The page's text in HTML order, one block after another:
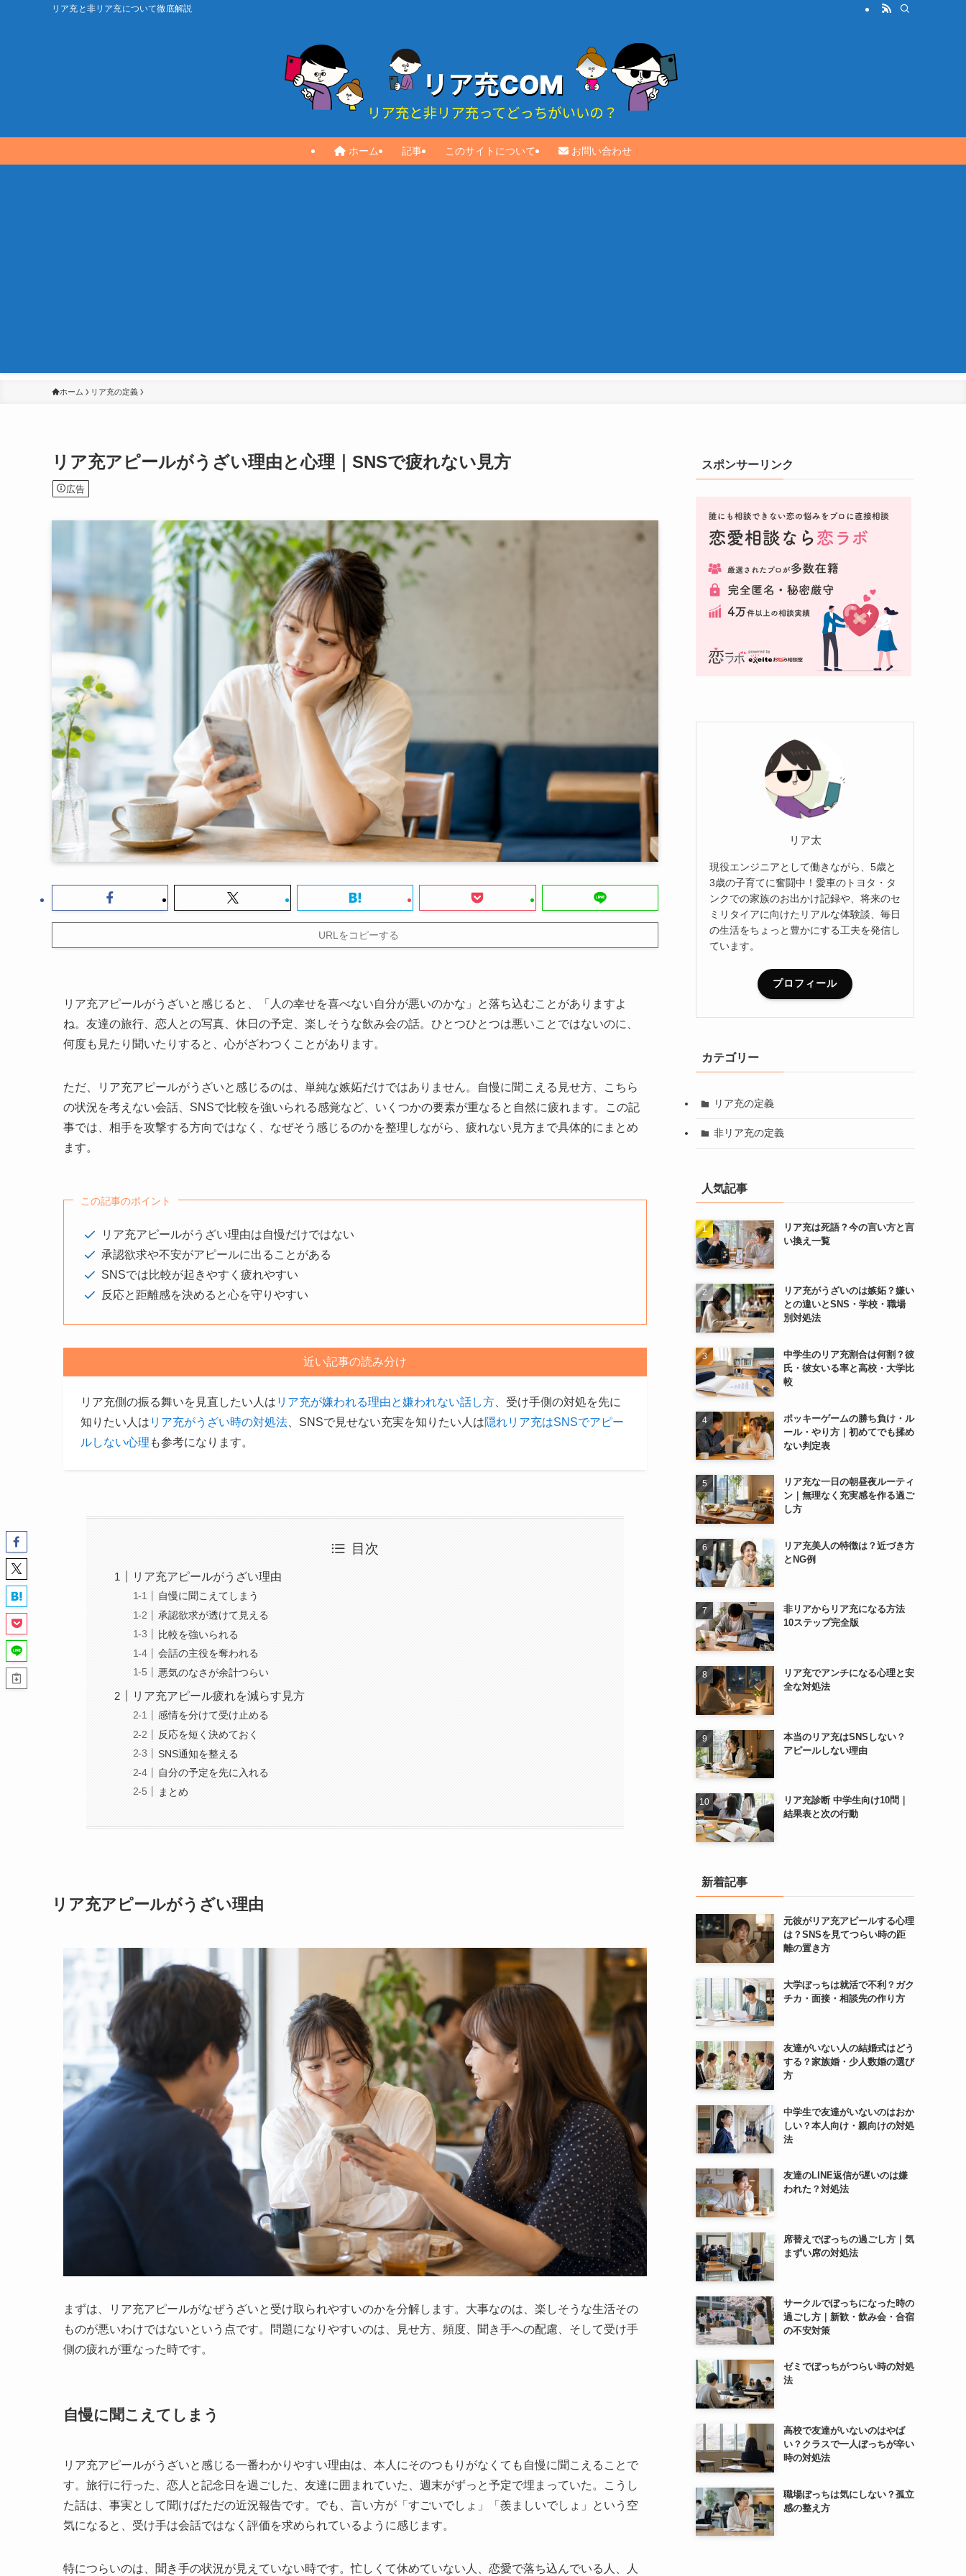
リア充と非リア充について徹底解説
ホーム 記事 このサイトについて お問い合わせ
ホーム リア充の定義
リア充アピールがうざい理由と心理｜SNSで疲れない見方
広告
URLをコピーする
リア充アピールがうざいと感じると、「人の幸せを喜べない自分が悪いのかな」と落ち込むことがありますよ
ね。友達の旅行、恋人との写真、休日の予定、楽しそうな飲み会の話。ひとつひとつは悪いことではないのに、
何度も見たり聞いたりすると、心がざわつくことがあります。
ただ、リア充アピールがうざいと感じるのは、単純な嫉妬だけではありません。自慢に聞こえる見せ方、こちら
の状況を考えない会話、SNSで比較を強いられる感覚など、いくつかの要素が重なると自然に疲れます。この記
事では、相手を攻撃する方向ではなく、なぜそう感じるのかを整理しながら、疲れない見方まで具体的にまとめ
ます。
この記事のポイント
リア充アピールがうざい理由は自慢だけではない
承認欲求や不安がアピールに出ることがある
SNSでは比較が起きやすく疲れやすい
反応と距離感を決めると心を守りやすい
近い記事の読み分け
リア充側の振る舞いを見直したい人は リア充が嫌われる理由と嫌われない話し方 、受け手側の対処を先に
知りたい人は リア充がうざい時の対処法 、SNSで見せない充実を知りたい人は隠れリア充はSNSでアピー
ルしない心理 も参考になります。
目次
リア充アピールがうざい理由
自慢に聞こえてしまう
承認欲求が透けて見える
比較を強いられる
会話の主役を奪われる
悪気のなさが余計つらい
リア充アピール疲れを減らす見方
感情を分けて受け止める
反応を短く決めておく
SNS通知を整える
自分の予定を先に入れる
まとめ
リア充アピールがうざい理由
まずは、リア充アピールがなぜうざいと受け取られやすいのかを分解します。大事なのは、楽しそうな生活その
ものが悪いわけではないという点です。問題になりやすいのは、見せ方、頻度、聞き手への配慮、そして受け手
側の疲れが重なった時です。
自慢に聞こえてしまう
リア充アピールがうざいと感じる一番わかりやすい理由は、本人にそのつもりがなくても自慢に聞こえることで
す。旅行に行った、恋人と記念日を過ごした、友達に囲まれていた、週末がずっと予定で埋まっていた。こうし
た話は、事実として聞けばただの近況報告です。でも、言い方が「すごいでしょ」「羨ましいでしょ」という空
気になると、受け手は会話ではなく評価を求められているように感じます。
特につらいのは、聞き手の状況が見えていない時です。忙しくて休めていない人、恋愛で落ち込んでいる人、人
スポンサーリンク
リア太
現役エンジニアとして働きながら、5歳と
3歳の子育てに奮闘中！愛車のトヨタ・タ
ンクでの家族のお出かけ記録や、将来のセ
ミリタイアに向けたリアルな体験談、毎日
の生活をちょっと豊かにする工夫を発信し
ています。
プロフィール
カテゴリー
リア充の定義
非リア充の定義
人気記事
リア充は死語？今の言い方と言
い換え一覧
リア充がうざいのは嫉妬？嫌い
との違いとSNS・学校・職場
別対処法
中学生のリア充割合は何割？彼
氏・彼女いる率と高校・大学比
較
ポッキーゲームの勝ち負け・ル
ール・やり方｜初めてでも揉め
ない判定表
リア充な一日の朝昼夜ルーティ
ン｜無理なく充実感を作る過ご
し方
リア充美人の特徴は？近づき方
とNG例
非リアからリア充になる方法
10ステップ完全版
リア充でアンチになる心理と安
全な対処法
本当のリア充はSNSしない？
アピールしない理由
リア充診断 中学生向け10問｜
結果表と次の行動
新着記事
元彼がリア充アピールする心理
は？SNSを見てつらい時の距
離の置き方
大学ぼっちは就活で不利？ガク
チカ・面接・相談先の作り方
友達がいない人の結婚式はどう
する？家族婚・少人数婚の選び
方
中学生で友達がいないのはおか
しい？本人向け・親向けの対処
法
友達のLINE返信が遅いのは嫌
われた？対処法
席替えでぼっちの過ごし方｜気
まずい席の対処法
サークルでぼっちになった時の
過ごし方｜新歓・飲み会・合宿
の不安対策
ゼミでぼっちがつらい時の対処
法
高校で友達がいないのはやば
い？クラスで一人ぼっちが辛い
時の対処法
職場ぼっちは気にしない？孤立
感の整え方